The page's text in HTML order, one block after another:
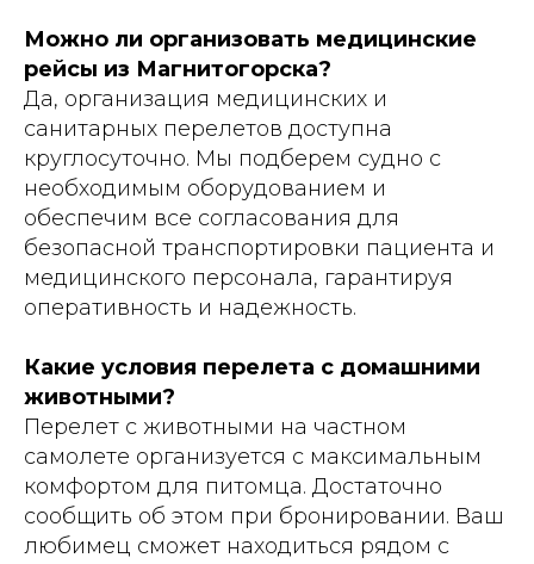
Можно ли организовать медицинские
рейсы из Магнитогорска?
Да, организация медицинских и
санитарных перелетов доступна
круглосуточно. Мы подберем судно с
необходимым оборудованием и
обеспечим все согласования для
безопасной транспортировки пациента и
медицинского персонала, гарантируя
оперативность и надежность.
Какие условия перелета с домашними
животными?
Перелет с животными на частном
самолете организуется с максимальным
комфортом для питомца. Достаточно
сообщить об этом при бронировании. Ваш
любимец сможет находиться рядом с